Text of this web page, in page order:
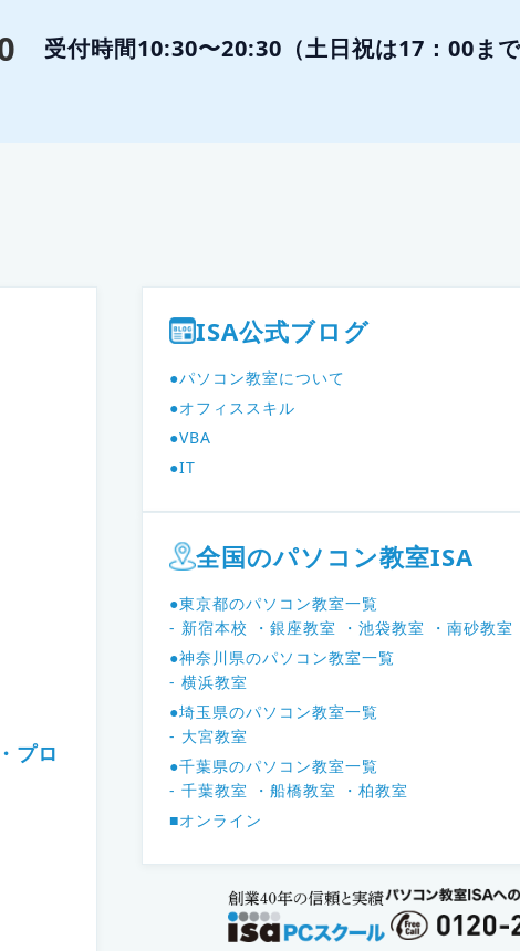
受付時間10:30〜20:30（土日祝は17：00まで
プロ
ISA公式ブログ
●パソコン教室について
●オフィススキル
●VBA
●IT
全国のパソコン教室ISA
●東京都のパソコン教室一覧
- 新宿本校
・銀座教室 ・池袋教室
・南砂教室
●神奈川県のパソコン教室一覧
- 横浜教室
●埼玉県のパソコン教室一覧
- 大宮教室
●千葉県のパソコン教室一覧
- 千葉教室
・船橋教室
・柏教室
■オンライン